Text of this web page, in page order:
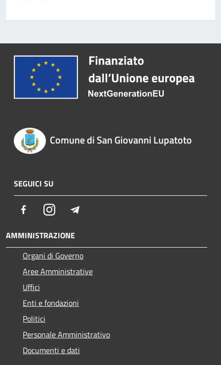
Comune di San Giovanni Lupatoto
SEGUICI SU
FacebookInstagram
AMMINISTRAZIONE
Organi di Governo
Aree Amministrative
Uffici
Enti e fondazioni
Politici
Personale Amministrativo
Documenti e dati